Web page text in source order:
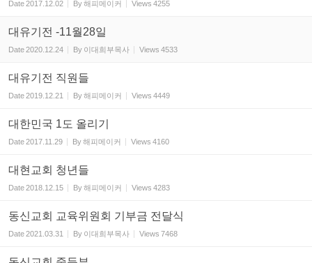
Date2017.12.02 By해피메이커 Views 4255
대유기전 -11월28일
Date2020.12.24 By 이대희부목사 Views 4533
대유기전 직원들
Date2019.12.21 By해피메이커 Views 4449
대한민국 1도 올리기
Date2017.11.29 By해피메이커 Views 4160
대현교회 청년들
Date2018.12.15 By해피메이커 Views 4283
동신교회 교육위원회 기부금 전달식
Date2021.03.31 By 이대희부목사 Views 7468